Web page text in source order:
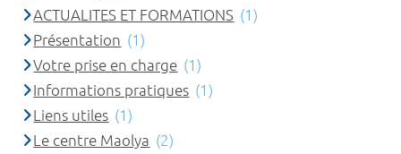
ACTUALITES ET FORMATIONS (1)
Présentation (1)
Votre prise en charge (1)
Informations pratiques (1)
Liens utiles (1)
Le centre Maolya (2)